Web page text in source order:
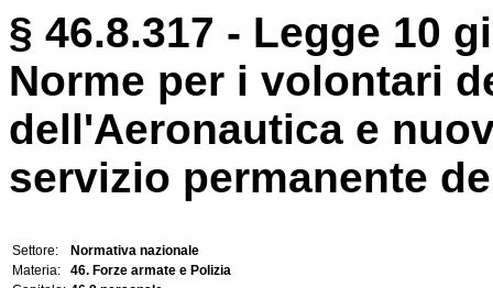
§ 46.8.317 - Legge 10
Norme per i volontari
dell'Aeronautica e
servizio permanente
Settore:
Normativa nazionale
Materia:
46. Forze armate e Polizia